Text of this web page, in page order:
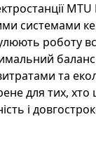
системами
роботу
та
для тих, хто
і